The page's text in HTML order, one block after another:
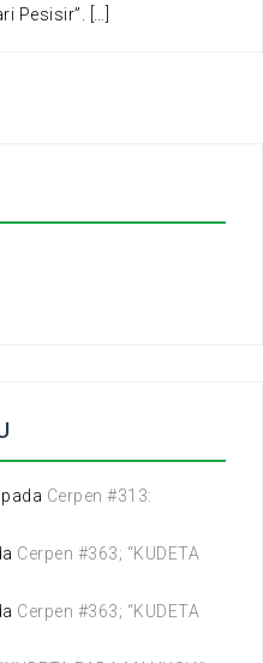
Pesisir”. […]
pada Cerpen #313:
Cerpen #363; “KUDETA
Cerpen #363; “KUDETA